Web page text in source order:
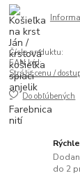
Číslo produktu:
EAN kód:
Strážiť cenu /
Do obľúbených
do 2